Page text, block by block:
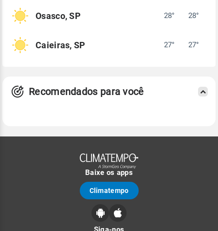
Osasco, SP 28° 28°
Caieiras, SP 27° 27°
Recomendados para você
Baixe os apps
Climatempo